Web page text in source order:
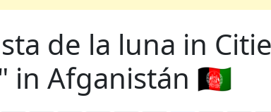
de la luna in
in Afganistán 🇦🇫